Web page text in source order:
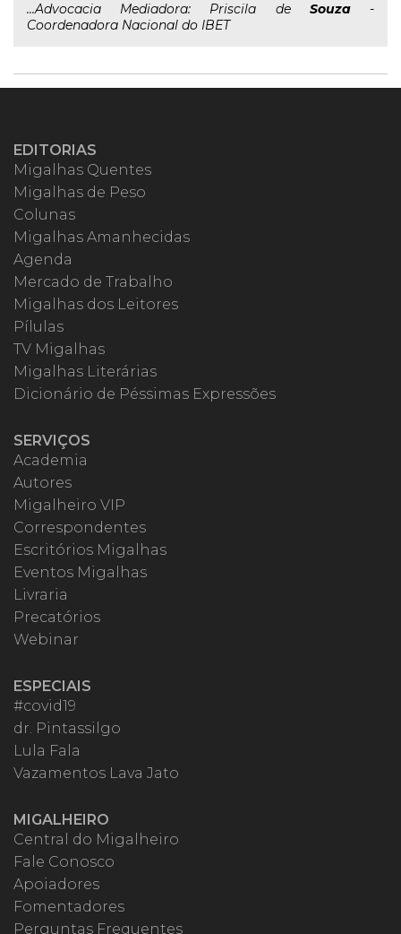
...Advocacia Mediadora: Priscila de Souza-
Coordenadora Nacional do IBET
EDITORIAS
Migalhas Quentes
Migalhas de Peso
Colunas
Migalhas Amanhecidas
Agenda
Mercado de Trabalho
Migalhas dos Leitores
Pílulas
TV Migalhas
Migalhas Literárias
Dicionário de Péssimas Expressões
SERVIÇOS
Academia
Autores
Migalheiro VIP
Correspondentes
Escritórios Migalhas
Eventos Migalhas
Livraria
Precatórios
Webinar
ESPECIAIS
#covid19
dr. Pintassilgo
Lula Fala
Vazamentos Lava Jato
MIGALHEIRO
Central do Migalheiro
Fale Conosco
Apoiadores
Fomentadores
Perguntas Frequentes